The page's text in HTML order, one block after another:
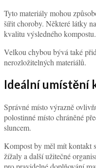
Tyto materiály mohou
šířit choroby. Některé látky
kvalitu výsledného kompostu.
Velkou chybou bývá také
nerozložitelných materiálů.
Ideální umístění
Správné místo výrazně
polostinné místo chráněné
sluncem.
Kompost by měl mít kontakt
žížaly a další užitečné